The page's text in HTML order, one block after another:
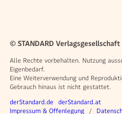
© STANDARD
Alle Rechte vorbehalten. Nutzung
Eigenbedarf.
Eine Weiterverwendung und
Gebrauch hinaus ist nicht gestattet.
Weitere Angebote
derStandard.de derStandard.at
Rechtliches
Impressum & Offenlegung